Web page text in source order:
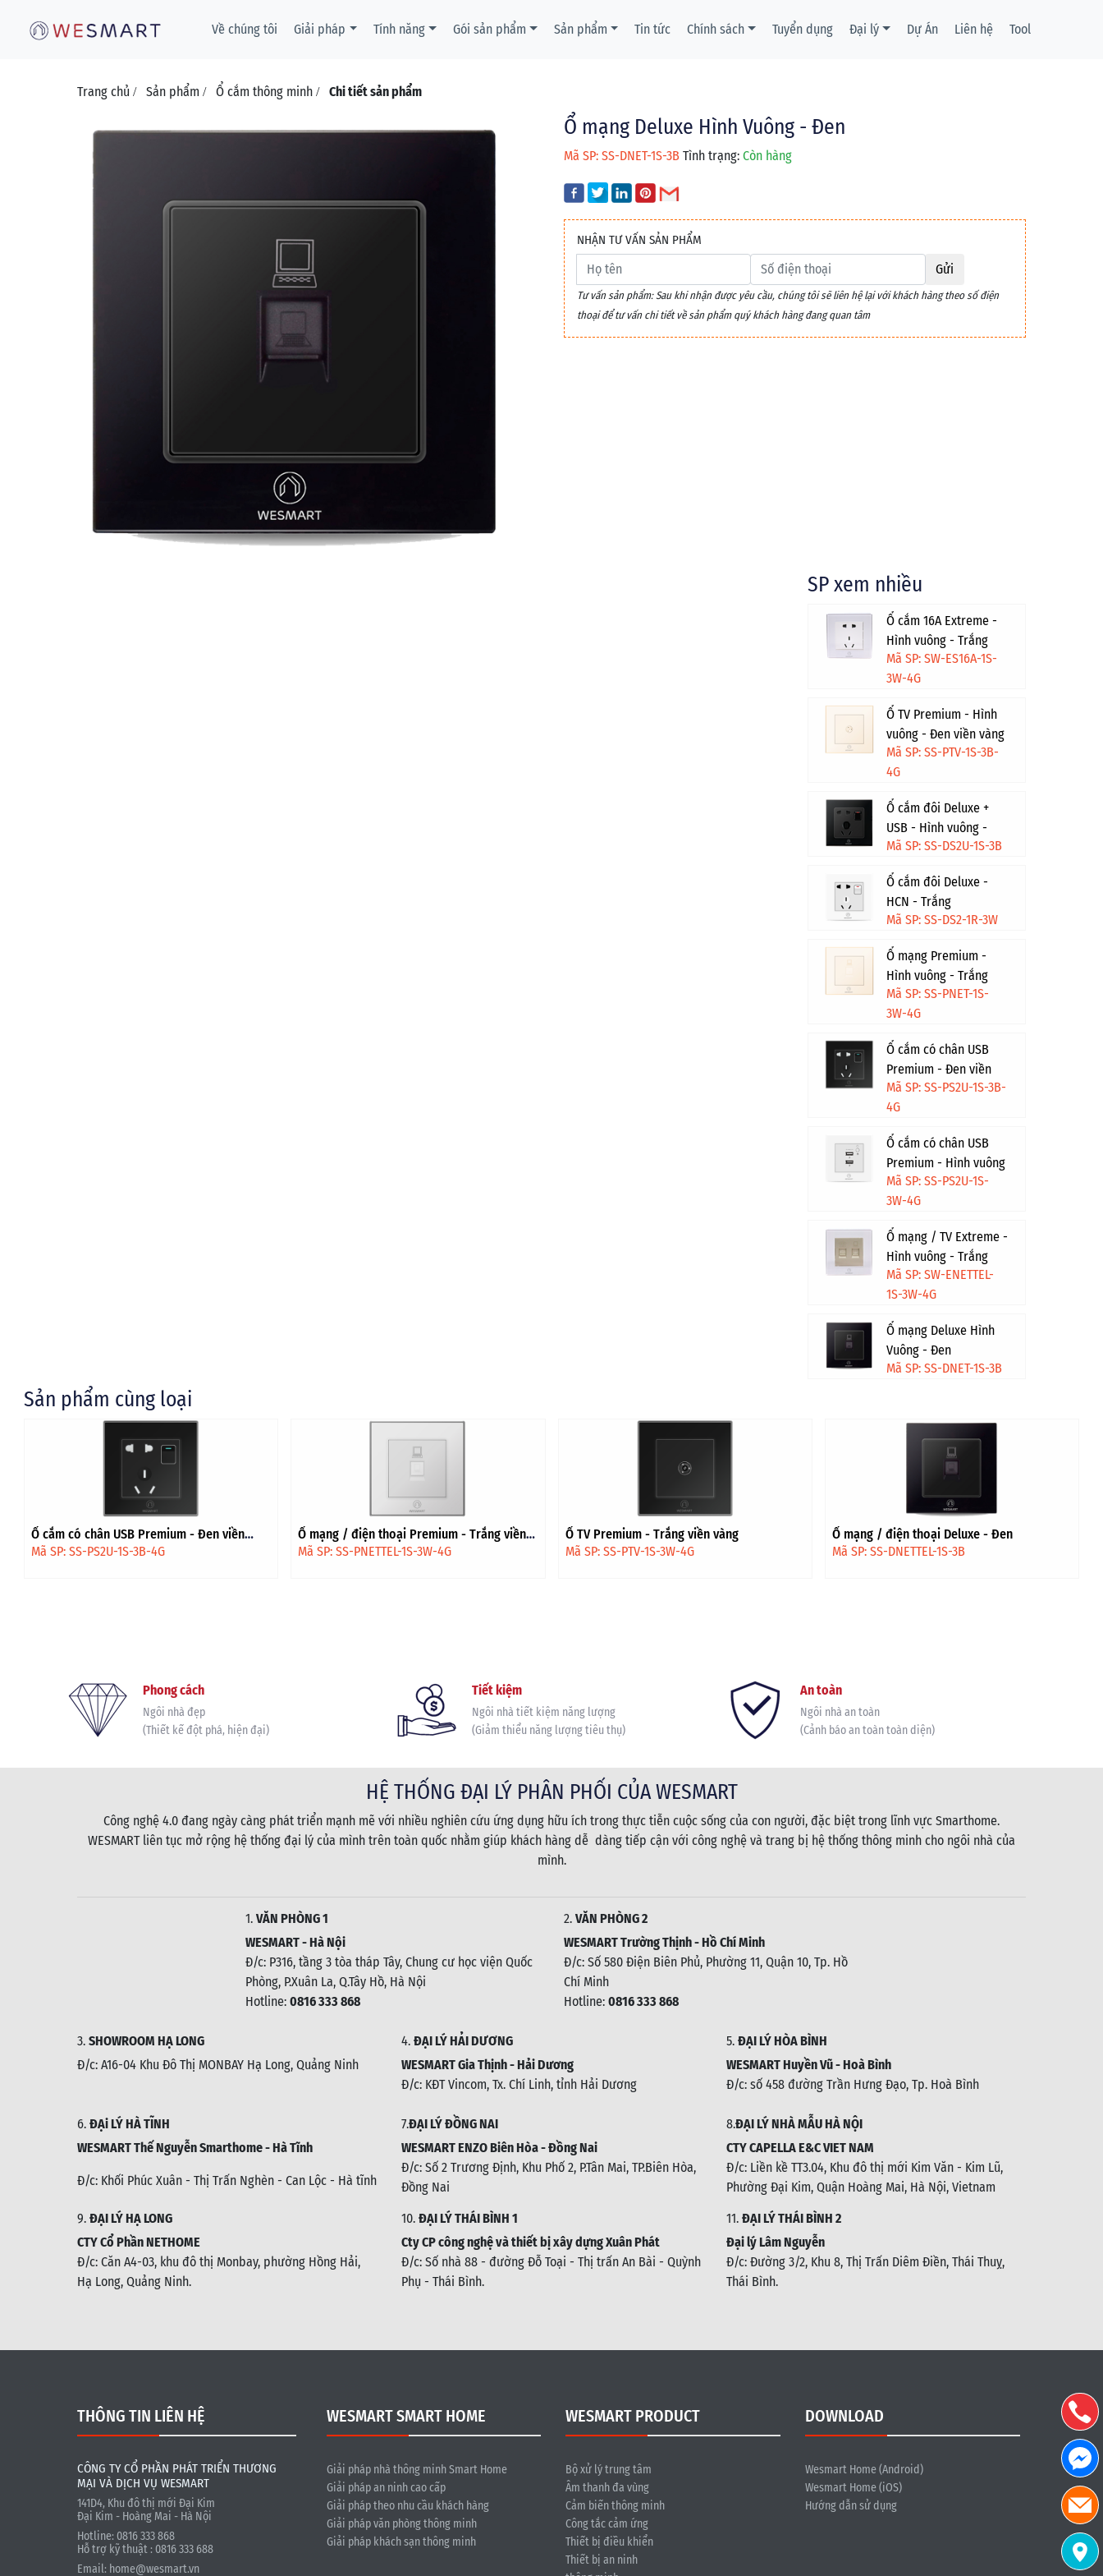
Về chúng tôi Giải pháp Tính năng Gói sản phẩm Sản phẩm Tin tức Chính sách Tuyển dụng Đại lý Dự Án Liên hệ Tool
Trang chủ / Sản phẩm / Ổ cắm thông minh / Chi tiết sản phẩm
Ổ mạng Deluxe Hình Vuông - Đen
Mã SP: SS-DNET-1S-3B Tình trạng: Còn hàng
NHẬN TƯ VẤN SẢN PHẨM
Gửi
Tư vấn sản phẩm: Sau khi nhận được yêu cầu, chúng tôi sẽ liên hệ lại với khách hàng theo số điện
thoại để tư vấn chi tiết về sản phẩm quý khách hàng đang quan tâm
SP xem nhiều
Ổ cắm 16A Extreme -
Hình vuông - Trắng
viền vàng
Mã SP: SW-ES16A-1S-
3W-4G
Ổ TV Premium - Hình
vuông - Đen viền vàng
Mã SP: SS-PTV-1S-3B-
4G
Ổ cắm đôi Deluxe +
USB - Hình vuông -
Đen
Mã SP: SS-DS2U-1S-3B
Ổ cắm đôi Deluxe -
HCN - Trắng
Mã SP: SS-DS2-1R-3W
Ổ mạng Premium -
Hình vuông - Trắng
viền vàng
Mã SP: SS-PNET-1S-
3W-4G
Ổ cắm có chân USB
Premium - Đen viền
vàng
Mã SP: SS-PS2U-1S-3B-
4G
Ổ cắm có chân USB
Premium - Hình vuông
- Trắng viền vàng
Mã SP: SS-PS2U-1S-
3W-4G
Ổ mạng / TV Extreme -
Hình vuông - Trắng
viền vàng
Mã SP: SW-ENETTEL-
1S-3W-4G
Ổ mạng Deluxe Hình
Vuông - Đen
Mã SP: SS-DNET-1S-3B
Sản phẩm cùng loại
Ổ cắm có chân USB Premium - Đen viền
vàng
Mã SP: SS-PS2U-1S-3B-4G
Ổ mạng / điện thoại Premium - Trắng viền
vàng
Mã SP: SS-PNETTEL-1S-3W-4G
Ổ TV Premium - Trắng viền vàng
Mã SP: SS-PTV-1S-3W-4G
Ổ mạng / điện thoại Deluxe - Đen
Mã SP: SS-DNETTEL-1S-3B
Phong cách
Ngôi nhà đẹp
(Thiết kế đột phá, hiện đại)
Tiết kiệm
Ngôi nhà tiết kiệm năng lượng
(Giảm thiểu năng lượng tiêu thụ)
An toàn
Ngôi nhà an toàn
(Cảnh báo an toàn toàn diện)
HỆ THỐNG ĐẠI LÝ PHÂN PHỐI CỦA WESMART
Công nghệ 4.0 đang ngày càng phát triển mạnh mẽ với nhiều nghiên cứu ứng dụng hữu ích trong thực tiễn cuộc sống của con người, đặc biệt trong lĩnh vực Smarthome.
WESMART liên tục mở rộng hệ thống đại lý của mình trên toàn quốc nhằm giúp khách hàng dễ dàng tiếp cận với công nghệ và trang bị hệ thống thông minh cho ngôi nhà của
mình.
1. VĂN PHÒNG 1
WESMART - Hà Nội
Đ/c: P316, tầng 3 tòa tháp Tây, Chung cư học viện Quốc
Phòng, P.Xuân La, Q.Tây Hồ, Hà Nội
Hotline: 0816 333 868
2. VĂN PHÒNG 2
WESMART Trường Thịnh - Hồ Chí Minh
Đ/c: Số 580 Điện Biên Phủ, Phường 11, Quận 10, Tp. Hồ
Chí Minh
Hotline: 0816 333 868
3. SHOWROOM HẠ LONG
Đ/c: A16-04 Khu Đô Thị MONBAY Hạ Long, Quảng Ninh
4.ĐẠI LÝ HẢI DƯƠNG
WESMART Gia Thịnh - Hải Dương
Đ/c: KĐT Vincom, Tx. Chí Linh, tỉnh Hải Dương
5. ĐẠI LÝ HÒA BÌNH
WESMART Huyền Vũ - Hoà Bình
Đ/c: số 458 đường Trần Hưng Đạo, Tp. Hoà Bình
6. ĐẠi LÝ HÀ TĨNH
WESMART Thế Nguyễn Smarthome - Hà Tĩnh
Đ/c: Khối Phúc Xuân - Thị Trấn Nghèn - Can Lộc - Hà tĩnh
7.ĐẠI LÝ ĐỒNG NAI
WESMART ENZO Biên Hòa - Đồng Nai
Đ/c:Số 2 Trương Định, Khu Phố 2, P.Tân Mai, TP.Biên Hòa,
Đồng Nai
8.ĐẠI LÝ NHÀ MẪU HÀ NỘI
CTY CAPELLA E&C VIET NAM
Đ/c: Liền kề TT3.04, Khu đô thị mới Kim Văn - Kim Lũ,
Phường Đại Kim, Quận Hoàng Mai, Hà Nội, Vietnam
9. ĐẠI LÝ HẠ LONG
CTY Cổ Phần NETHOME
Đ/c: Căn A4-03, khu đô thị Monbay, phường Hồng Hải,
Hạ Long, Quảng Ninh.
10.ĐẠI LÝ THÁI BÌNH 1
Cty CP công nghệ và thiết bị xây dựng Xuân Phát
Đ/c: Số nhà 88 - đường Đỗ Toại - Thị trấn An Bài - Quỳnh
Phụ - Thái Bình.
11. ĐẠI LÝ THÁI BÌNH 2
Đại lý Lâm Nguyễn
Đ/c: Đường 3/2, Khu 8, Thị Trấn Diêm Điền, Thái Thuỵ,
Thái Bình.
THÔNG TIN LIÊN HỆ
CÔNG TY CỔ PHẦN PHÁT TRIỂN THƯƠNG
MẠI VÀ DỊCH VỤ WESMART
141D4, Khu đô thị mới Đại Kim
Đại Kim - Hoàng Mai - Hà Nội
Hotline: 0816 333 868
Hỗ trợ kỹ thuật : 0816 333 688
Email: home@wesmart.vn
WESMART SMART HOME
Giải pháp nhà thông minh Smart Home
Giải pháp an ninh cao cấp
Giải pháp theo nhu cầu khách hàng
Giải pháp văn phòng thông minh
Giải pháp khách sạn thông minh
WESMART PRODUCT
Bộ xử lý trung tâm
Âm thanh đa vùng
Cảm biến thông minh
Công tắc cảm ứng
Thiết bị điều khiển
Thiết bị an ninh
DOWNLOAD
Wesmart Home (Android)
Wesmart Home (iOS)
Hướng dẫn sử dụng